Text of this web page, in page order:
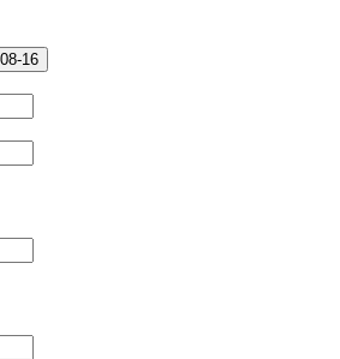
16